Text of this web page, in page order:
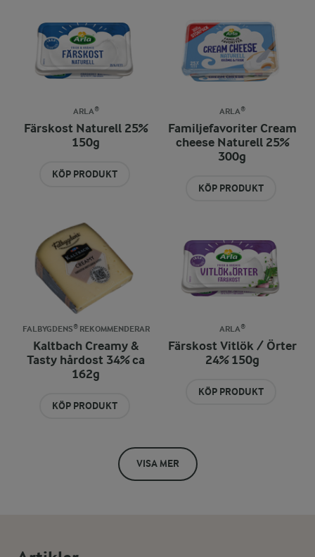
ARLA®
Färskost Naturell 25%
150g
KÖP PRODUKT
ARLA®
Familjefavoriter Cream
cheese Naturell 25%
300g
KÖP PRODUKT
FALBYGDENS® REKOMMENDERAR
Kaltbach Creamy &
Tasty hårdost 34% ca
162g
KÖP PRODUKT
ARLA®
Färskost Vitlök / Örter
24% 150g
KÖP PRODUKT
VISA MER